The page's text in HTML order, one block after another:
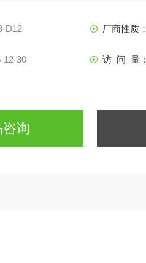
D12 厂商性质：
12-30 访 问 量：
询